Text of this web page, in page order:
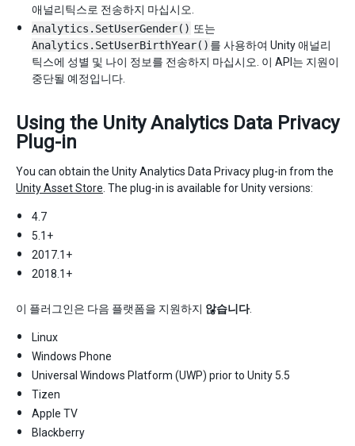
애널리틱스로 전송하지 마십시오.
Analytics.SetUserGender() 또는
Analytics.SetUserBirthYear() 를 사용하여 Unity 애널리
틱스에 성별 및 나이 정보를 전송하지 마십시오. 이 API는 지원이
중단될 예정입니다.
Using the Unity Analytics Data Privacy
Plug-in
You can obtain the Unity Analytics Data Privacy plug-in from the
Unity Asset Store . The plug-in is available for Unity versions:
4.7
5.1+
2017.1+
2018.1+
이 플러그인은 다음 플랫폼을 지원하지 않습니다.
Linux
Windows Phone
Universal Windows Platform (UWP) prior to Unity 5.5
Tizen
Apple TV
Blackberry